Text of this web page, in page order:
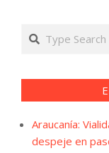
Search
Araucanía:
despeje en